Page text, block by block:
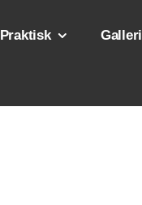
Praktisk Galleri